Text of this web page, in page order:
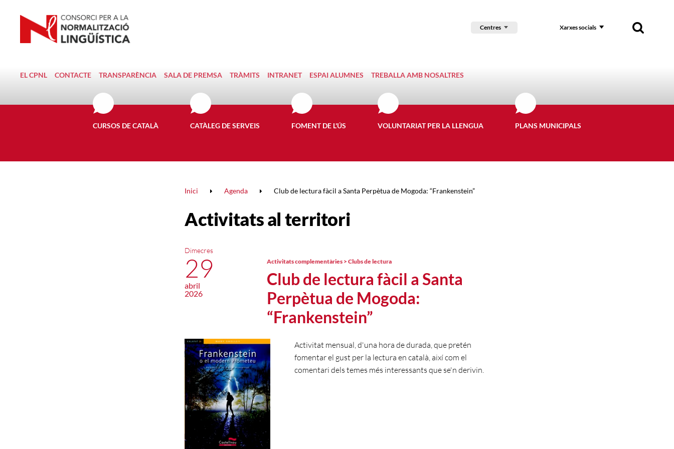
Centres Xarxes socials
EL CPNL CONTACTE TRANSPARÈNCIA SALA DE PREMSA TRÀMITS INTRANET ESPAI ALUMNES TREBALLA AMB NOSALTRES
CURSOS DE CATALÀ CATÀLEG DE SERVEIS FOMENT DE L'ÚS VOLUNTARIAT PER LA LLENGUA PLANS MUNICIPALS
Inici Agenda Club de lectura fàcil a Santa Perpètua de Mogoda: “Frankenstein”
Activitats al territori
Club de lectura fàcil a Santa
Perpètua de Mogoda:
“Frankenstein”
Activitats complementàries > Clubs de lectura
Dimecres
29
abril
2026
Activitat mensual, d'una hora de durada, que pretén
fomentar el gust per la lectura en català, així com el
comentari dels temes més interessants que se'n derivin.